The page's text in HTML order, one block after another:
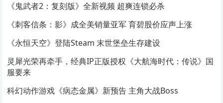
《鬼武者2：复刻版》全新视频 超爽连锁必杀
《刺客信条：影》成全美销量亚军 育碧股价应声上涨
《永恒天空》登陆Steam 末世堡垒生存建设
灵犀光荣再牵手，经典IP正版授权《大航海时代：传说》国
服要来
科幻动作游戏《病态金属》新预告 主角大战Boss